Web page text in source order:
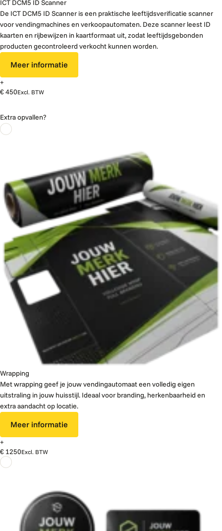
ICT DCM5 ID Scanner
De ICT DCM5 ID Scanner is een praktische leeftijdsverificatie scanner
voor vendingmachines en verkoopautomaten. Deze scanner leest ID
kaarten en rijbewijzen in kaartformaat uit, zodat leeftijdsgebonden
producten gecontroleerd verkocht kunnen worden.
Meer informatie
+
€ 450Excl. BTW
Extra opvallen?
Wrapping
Met wrapping geef je jouw vendingautomaat een volledig eigen
uitstraling in jouw huisstijl. Ideaal voor branding, herkenbaarheid en
extra aandacht op locatie.
Meer informatie
+
€ 1250Excl. BTW